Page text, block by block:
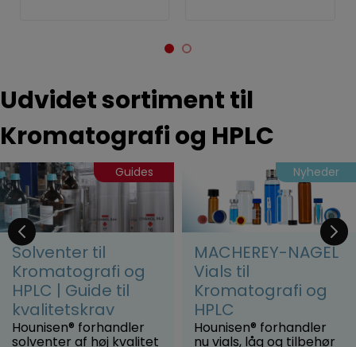
Udvidet sortiment til
Kromatografi og HPLC
Guides
Solventer til
Kromatografi og
HPLC | Guide til
kvalitetskrav
Hounisen® forhandler
solventer af høj kvalitet
Nyheder
MACHEREY-NAGEL
Vials til
Kromatografi og
HPLC
Hounisen® forhandler
nu vials, låg og tilbehør